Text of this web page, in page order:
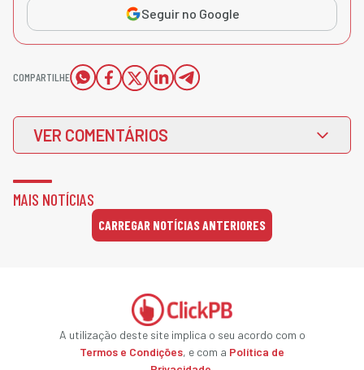
Seguir no Google
COMPARTILHE
VER COMENTÁRIOS
MAIS NOTÍCIAS
CARREGAR NOTÍCIAS ANTERIORES
A utilização deste site implica o seu acordo com o
Termos e Condições, e com a Política de